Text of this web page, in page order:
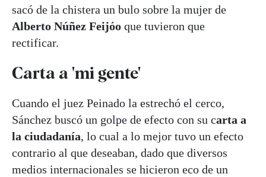
sacó de la chistera un bulo sobre la mujer de
Alberto Núñez Feijóo que tuvieron que
rectificar.
Carta a 'mi gente'
Cuando el juez Peinado la estrechó el cerco,
Sánchez buscó un golpe de efecto con su carta a
la ciudadanía, lo cual a lo mejor tuvo un efecto
contrario al que deseaban, dado que diversos
medios internacionales se hicieron eco de un